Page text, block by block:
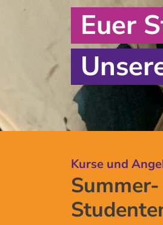
Euer
Für mehr Sicherheit im
Kurse und